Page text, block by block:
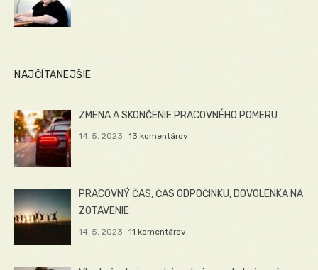
NAJČÍTANEJŠIE
ZMENA A SKONČENIE PRACOVNÉHO POMERU
14. 5. 2023 13 komentárov
PRACOVNÝ ČAS, ČAS ODPOČINKU, DOVOLENKA NA
ZOTAVENIE
14. 5. 2023 11 komentárov